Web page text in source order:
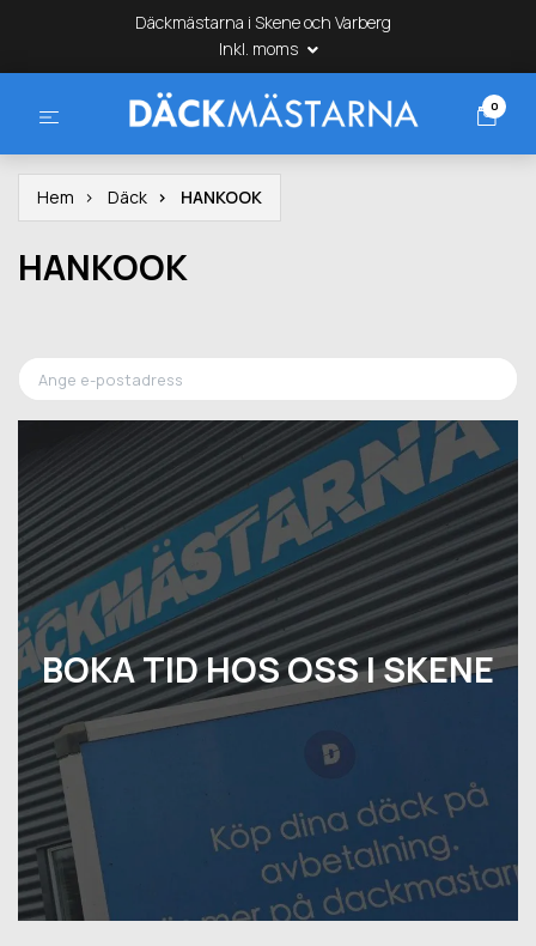
Däckmästarna i Skene och Varberg
Inkl. moms
0
BOKA TID HOS OSS I SKENE
Hem Däck HANKOOK
HANKOOK